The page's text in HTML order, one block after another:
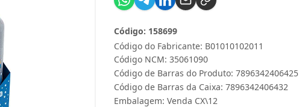
Código do Fabricante: B01010102011
Código: 158699
Código NCM: 35061090
Código de Barras do Produto: 7896342406425
Código de Barras da Caixa: 7896342406432
Embalagem: Venda CX\12